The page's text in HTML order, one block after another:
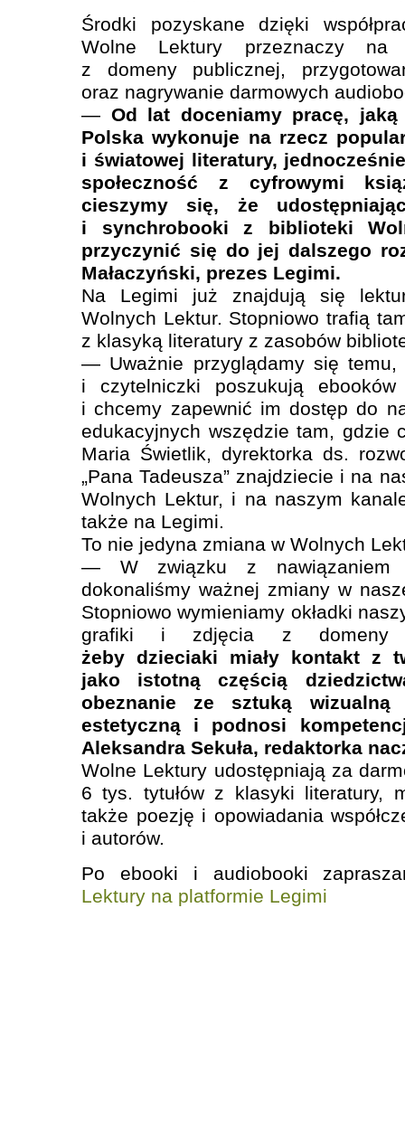
Środki pozyskane dzięki
Wolne Lektury przeznaczy na
z domeny publicznej,
oraz nagrywanie darmowych
— Od lat doceniamy pracę, jaką
Polska wykonuje na rzecz
i światowej literatury,
społeczność z cyfrowymi
cieszymy się, że
i synchrobooki z biblioteki
przyczynić się do jej dalszego
Małaczyński, prezes Legimi.
Na Legimi już znajdują się
Wolnych Lektur. Stopniowo trafią
z klasyką literatury z zasobów
— Uważnie przyglądamy się temu,
i czytelniczki poszukują
i chcemy zapewnić im dostęp do
edukacyjnych wszędzie tam, gdzie
Maria Świetlik, dyrektorka ds.
„Pana Tadeusza” znajdziecie i na
Wolnych Lektur, i na naszym
także na Legimi.
To nie jedyna zmiana w Wolnych
— W związku z nawiązaniem
dokonaliśmy ważnej zmiany w
Stopniowo wymieniamy okładki
grafiki i zdjęcia z domeny
żeby dzieciaki miały kontakt z
jako istotną częścią
obeznanie ze sztuką wizualną
estetyczną i podnosi
Aleksandra Sekuła, redaktorka
Wolne Lektury udostępniają za
6 tys. tytułów z klasyki literatury,
także poezję i opowiadania
i autorów.
Po ebooki i audiobooki
Lektury na platformie Legimi